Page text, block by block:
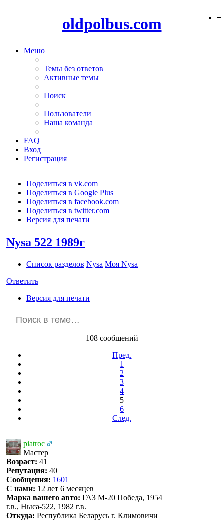
oldpolbus.com
Меню
Темы без ответов
Активные темы
Поиск
Пользователи
Наша команда
FAQ
Вход
Регистрация
Поделиться в vk.com
Поделиться в Google Plus
Поделиться в facebook.com
Поделиться в twitter.com
Версия для печати
Nysa 522 1989г
Список разделов Nysa Моя Nysa
Ответить
Версия для печати
108 сообщений
Пред.
1
2
3
4
5
6
След.
piatroc
Мастер
Возраст: 41
Репутация: 40
Сообщения: 1601
С нами: 12 лет 6 месяцев
Марка вашего авто: ГАЗ М-20 Победа, 1954
г.в., Ныса-522, 1982 г.в.
Откуда: Республика Беларусь г. Климовичи
−
−
−
−
−
−
−
−
−
−
−
−
−
−
−
−
−
−
−
−